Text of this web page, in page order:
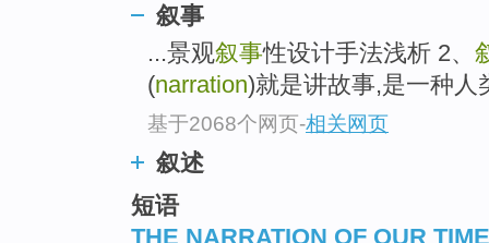
叙事
...景观叙事性设计手法浅析 2、
(narration)就是讲故事,是一种人
基于2068个网页-相关网页
叙述
短语
THE NARRATION OF OUR